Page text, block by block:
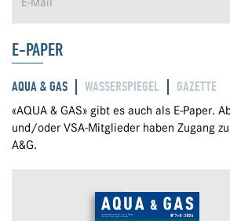
E-PAPER
AQUA & GAS WASSERSPIEGEL GAZETTE
«AQUA & GAS» gibt es auch als E-Paper.
und/oder VSA-Mitglieder haben Zugang
A&G.